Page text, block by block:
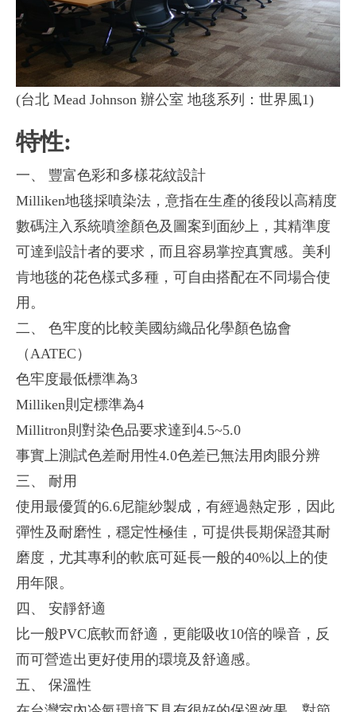
(台北 Mead Johnson 辦公室 地毯系列：世界風1)
特性:
一、 豐富色彩和多樣花紋設計
Milliken地毯採噴染法，意指在生產的後段以高精度
數碼注入系統噴塗顏色及圖案到面紗上，其精準度
可達到設計者的要求，而且容易掌控真實感。美利
肯地毯的花色樣式多種，可自由搭配在不同場合使
用。
二、 色牢度的比較美國紡織品化學顏色協會
（AATEC）
色牢度最低標準為3
Milliken則定標準為4
Millitron則對染色品要求達到4.5~5.0
事實上測試色差耐用性4.0色差已無法用肉眼分辨
三、 耐用
使用最優質的6.6尼龍紗製成，有經過熱定形，因此
彈性及耐磨性，穩定性極佳，可提供長期保證其耐
磨度，尤其專利的軟底可延長一般的40%以上的使
用年限。
四、 安靜舒適
比一般PVC底軟而舒適，更能吸收10倍的噪音，反
而可營造出更好使用的環境及舒適感。
五、 保溫性